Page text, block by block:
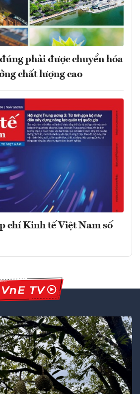
phải được chuyển hóa
chất lượng cao
chí Kinh tế Việt Nam số